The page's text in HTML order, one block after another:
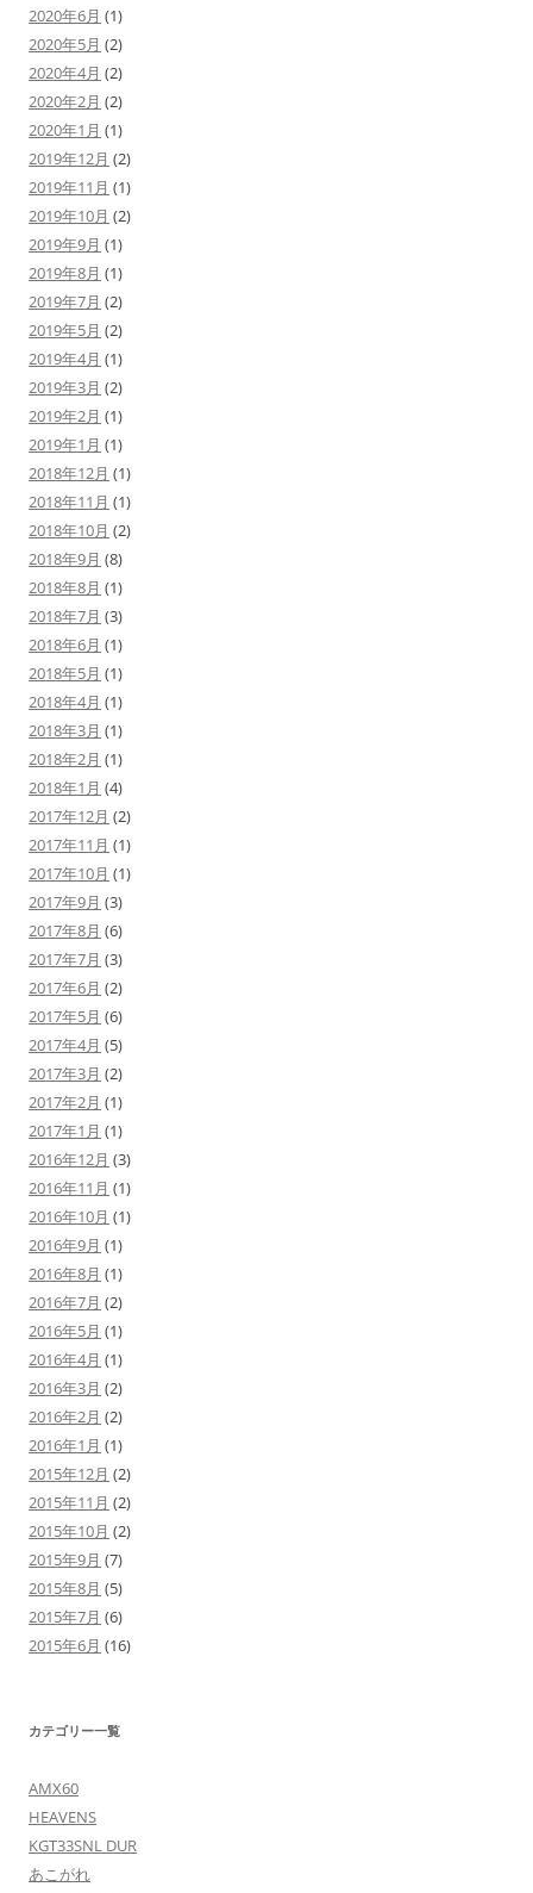
2020年6月 (1)
2020年5月 (2)
2020年4月 (2)
2020年2月 (2)
2020年1月 (1)
2019年12月 (2)
2019年11月 (1)
2019年10月 (2)
2019年9月 (1)
2019年8月 (1)
2019年7月 (2)
2019年5月 (2)
2019年4月 (1)
2019年3月 (2)
2019年2月 (1)
2019年1月 (1)
2018年12月 (1)
2018年11月 (1)
2018年10月 (2)
2018年9月 (8)
2018年8月 (1)
2018年7月 (3)
2018年6月 (1)
2018年5月 (1)
2018年4月 (1)
2018年3月 (1)
2018年2月 (1)
2018年1月 (4)
2017年12月 (2)
2017年11月 (1)
2017年10月 (1)
2017年9月 (3)
2017年8月 (6)
2017年7月 (3)
2017年6月 (2)
2017年5月 (6)
2017年4月 (5)
2017年3月 (2)
2017年2月 (1)
2017年1月 (1)
2016年12月 (3)
2016年11月 (1)
2016年10月 (1)
2016年9月 (1)
2016年8月 (1)
2016年7月 (2)
2016年5月 (1)
2016年4月 (1)
2016年3月 (2)
2016年2月 (2)
2016年1月 (1)
2015年12月 (2)
2015年11月 (2)
2015年10月 (2)
2015年9月 (7)
2015年8月 (5)
2015年7月 (6)
2015年6月 (16)
カテゴリー一覧
AMX60
HEAVENS
KGT33SNL DUR
あこがれ